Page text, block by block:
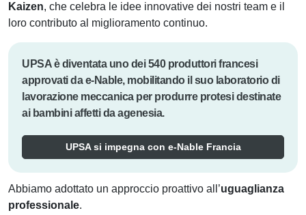
Kaizen, che celebra le idee innovative dei nostri team e il
loro contributo al miglioramento continuo.
UPSA è diventata uno dei 540 produttori francesi
approvati da e-Nable, mobilitando il suo laboratorio di
lavorazione meccanica per produrre protesi destinate
ai bambini affetti da agenesia.
UPSA si impegna con e-Nable Francia
Abbiamo adottato un approccio proattivo all’uguaglianza
professionale.